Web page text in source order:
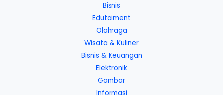
Bisnis
Edutaiment
Olahraga
Wisata & Kuliner
Bisnis & Keuangan
Elektronik
Gambar
Informasi